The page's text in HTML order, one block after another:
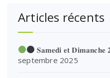
Articles récents
𝐒𝐚𝐦𝐞𝐝𝐢 𝐞𝐭 𝐃𝐢𝐦𝐚𝐧𝐜𝐡𝐞
septembre 2025